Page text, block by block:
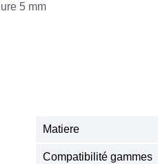
5 mm
Matiere
Compatibilité gammes